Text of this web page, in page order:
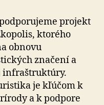
projekt
ktorého
obnovu
značení a
infra­štruk­túry.
je kľúčom k
a k podpore